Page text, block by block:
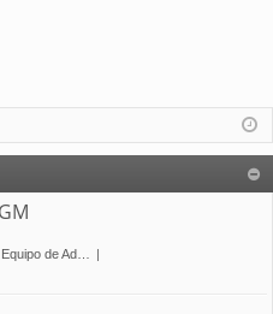
de Ad…